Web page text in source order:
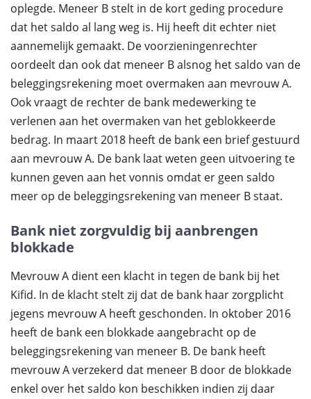
oplegde. Meneer B stelt in de kort geding procedure
dat het saldo al lang weg is. Hij heeft dit echter niet
aannemelijk gemaakt. De voorzieningenrechter
oordeelt dan ook dat meneer B alsnog het saldo van de
beleggingsrekening moet overmaken aan mevrouw A.
Ook vraagt de rechter de bank medewerking te
verlenen aan het overmaken van het geblokkeerde
bedrag. In maart 2018 heeft de bank een brief gestuurd
aan mevrouw A. De bank laat weten geen uitvoering te
kunnen geven aan het vonnis omdat er geen saldo
meer op de beleggingsrekening van meneer B staat.
Bank niet zorgvuldig bij aanbrengen
blokkade
Mevrouw A dient een klacht in tegen de bank bij het
Kifid. In de klacht stelt zij dat de bank haar zorgplicht
jegens mevrouw A heeft geschonden. In oktober 2016
heeft de bank een blokkade aangebracht op de
beleggingsrekening van meneer B. De bank heeft
mevrouw A verzekerd dat meneer B door de blokkade
enkel over het saldo kon beschikken indien zij daar